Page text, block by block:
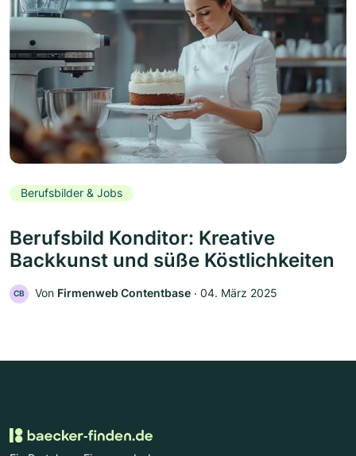
Berufsbilder & Jobs
Berufsbild Konditor: Kreative
Backkunst und süße Köstlichkeiten
CB Von Firmenweb Contentbase ‧ 04. März 2025